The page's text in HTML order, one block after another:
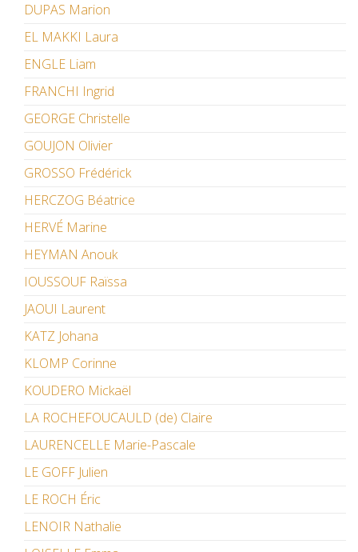
DUPAS Marion
EL MAKKI Laura
ENGLE Liam
FRANCHI Ingrid
GEORGE Christelle
GOUJON Olivier
GROSSO Frédérick
HERCZOG Béatrice
HERVÉ Marine
HEYMAN Anouk
IOUSSOUF Raïssa
JAOUI Laurent
KATZ Johana
KLOMP Corinne
KOUDERO Mickaël
LA ROCHEFOUCAULD (de) Claire
LAURENCELLE Marie-Pascale
LE GOFF Julien
LE ROCH Éric
LENOIR Nathalie